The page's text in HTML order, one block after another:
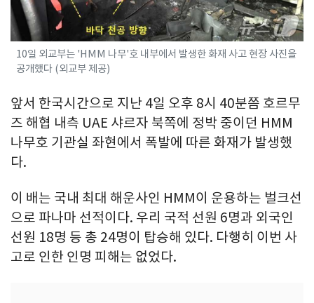
10일 외교부는 'HMM 나무'호 내부에서 발생한 화재 사고 현장 사진을
공개했다 (외교부 제공)
앞서 한국시간으로 지난 4일 오후 8시 40분쯤 호르무
즈 해협 내측 UAE 샤르자 북쪽에 정박 중이던 HMM
나무호 기관실 좌현에서 폭발에 따른 화재가 발생했
다.
이 배는 국내 최대 해운사인 HMM이 운용하는 벌크선
으로 파나마 선적이다. 우리 국적 선원 6명과 외국인
선원 18명 등 총 24명이 탑승해 있다. 다행히 이번 사
고로 인한 인명 피해는 없었다.